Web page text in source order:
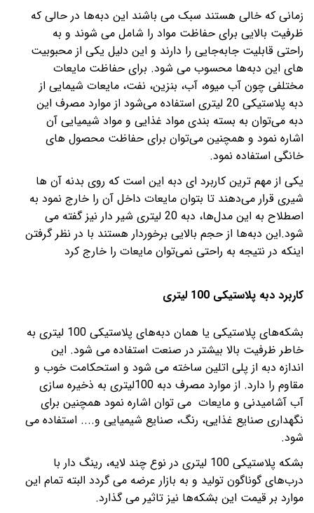
زمانی که خالی هستند سبک می باشند این دبه‌ها در حالی که
ظرفیت بالایی برای حفاظت مواد را شامل می شوند و به
راحتی قابلیت جابه‌جایی را دارند و این دلیل یکی از محبوبیت
های این دبه‌ها محسوب می شود. برای حفاظت مایعات
مختلفی چون آب میوه، آب، بنزین، نفت، مایعات شیمایی از
دبه پلاستیکی 20 لیتری استفاده می‌شود از موارد مصرف این
دبه می‌توان به بسته بندی مواد غذایی و مواد شیمیایی آن
اشاره نمود و همچنین می‌توان برای حفاظت محصول های
خانگی استفاده نمود.
یکی از مهم ترین کاربرد ای دبه این است که روی بدنه آن ها
شیری قرار می‌دهند تا بتوان مایعات داخل آن را خارج نمود به
اصطلاح به این مدل‌ها، دبه 20 لیتری شیر دار نیز گفته می
شود.این دبه‌ها از حجم بالایی برخوردار هستند با در نظر گرفتن
اینکه در نتیجه به راحتی نمی‌توان مایعات را خارج کرد
کاربرد دبه پلاستیکی 100 لیتری
بشکه‌های پلاستیکی یا همان دبه‌های پلاستیکی 100 لیتری به
خاطر ظرفیت بالا بیشتر در صنعت استفاده می شود. این
اندازه دبه از پلی اتلین ساخته می شود و استحکامت خوب و
مقاوم را دارد. از موارد مصرف دبه 100لیتری به ذخیره سازی
آب آشامیدنی و مایعات می توان اشاره نمود همچنین برای
نگهداری صنایع غذایی، رنگ، صنایع شیمیایی و.... استفاده می
شود.
بشکه پلاستیکی 100 لیتری در نوع چند لایه، رینگ دار با
درب‌های گوناگون تولید و به بازار عرضه می گردد البته تمام این
موارد بر قیمت این بشکه‌ها نیز تاثیر می گذارد.